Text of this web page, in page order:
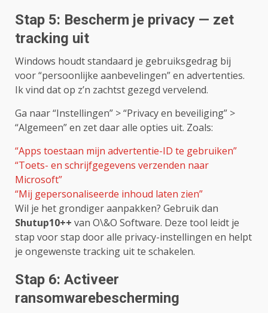
Stap 5: Bescherm je privacy — zet
tracking uit
Windows houdt standaard je gebruiksgedrag bij
voor “persoonlijke aanbevelingen” en advertenties.
Ik vind dat op z’n zachtst gezegd vervelend.
Ga naar “Instellingen” > “Privacy en beveiliging” >
“Algemeen” en zet daar alle opties uit. Zoals:
“Apps toestaan mijn advertentie-ID te gebruiken”
“Toets- en schrijfgegevens verzenden naar
Microsoft”
“Mij gepersonaliseerde inhoud laten zien”
Wil je het grondiger aanpakken? Gebruik dan
Shutup10++ van O\&O Software. Deze tool leidt je
stap voor stap door alle privacy-instellingen en helpt
je ongewenste tracking uit te schakelen.
Stap 6: Activeer
ransomwarebescherming